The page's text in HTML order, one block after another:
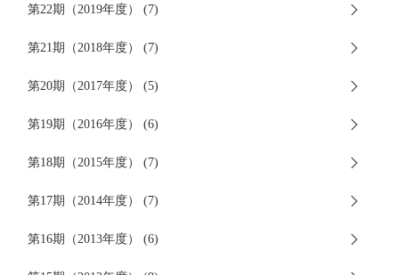
第22期（2019年度） (7)
第21期（2018年度） (7)
第20期（2017年度） (5)
第19期（2016年度） (6)
第18期（2015年度） (7)
第17期（2014年度） (7)
第16期（2013年度） (6)